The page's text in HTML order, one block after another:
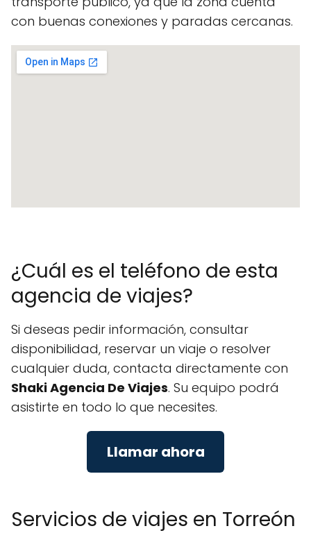
con buenas conexiones y paradas cercanas.
¿Cuál es el teléfono de esta
agencia de viajes?
Si deseas pedir información, consultar
disponibilidad, reservar un viaje o resolver
cualquier duda, contacta directamente con
Shaki Agencia De Viajes. Su equipo podrá
asistirte en todo lo que necesites.
Llamar ahora
Servicios de viajes en Torreón